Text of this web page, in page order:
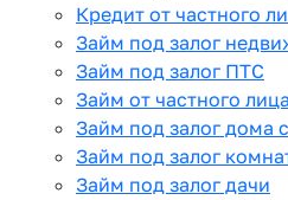
Кредит от частного
Займ под залог
Займ под залог ПТС
Займ от частного
Займ под залог дома
Займ под залог
Займ под залог дачи